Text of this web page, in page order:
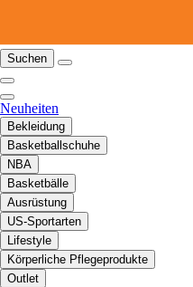
Suchen
Neuheiten
Bekleidung
Basketballschuhe
NBA
Basketbälle
Ausrüstung
US-Sportarten
Lifestyle
Körperliche Pflegeprodukte
Outlet